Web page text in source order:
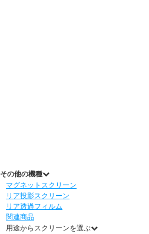
その他の機種
マグネットスクリーン
リア投影スクリーン
リア透過フィルム
関連商品
用途からスクリーンを選ぶ